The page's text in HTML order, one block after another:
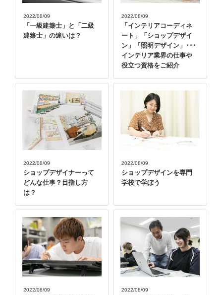
2022/08/09
「一級建築士」と「二級
建築士」の違いは？
2022/08/09
「インテリアコーディネ
ート」「ショップデザイ
ン」「照明デザイン」･･･
インテリア業界の仕事や
役立つ資格をご紹介
2022/08/09
ショップデザイナーって
どんな仕事？目指し方
は？
2022/08/09
ショップデザインを専門
学校で学ぼう
2022/08/09 2022/08/09